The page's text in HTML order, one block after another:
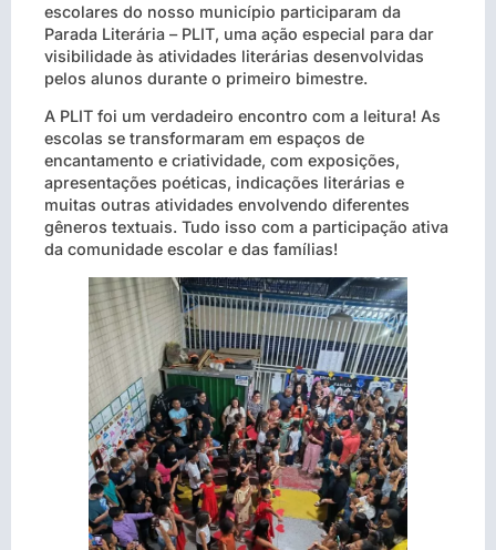
escolares do nosso município participaram da
Parada Literária – PLIT, uma ação especial para dar
visibilidade às atividades literárias desenvolvidas
pelos alunos durante o primeiro bimestre.
A PLIT foi um verdadeiro encontro com a leitura! As
escolas se transformaram em espaços de
encantamento e criatividade, com exposições,
apresentações poéticas, indicações literárias e
muitas outras atividades envolvendo diferentes
gêneros textuais. Tudo isso com a participação ativa
da comunidade escolar e das famílias!